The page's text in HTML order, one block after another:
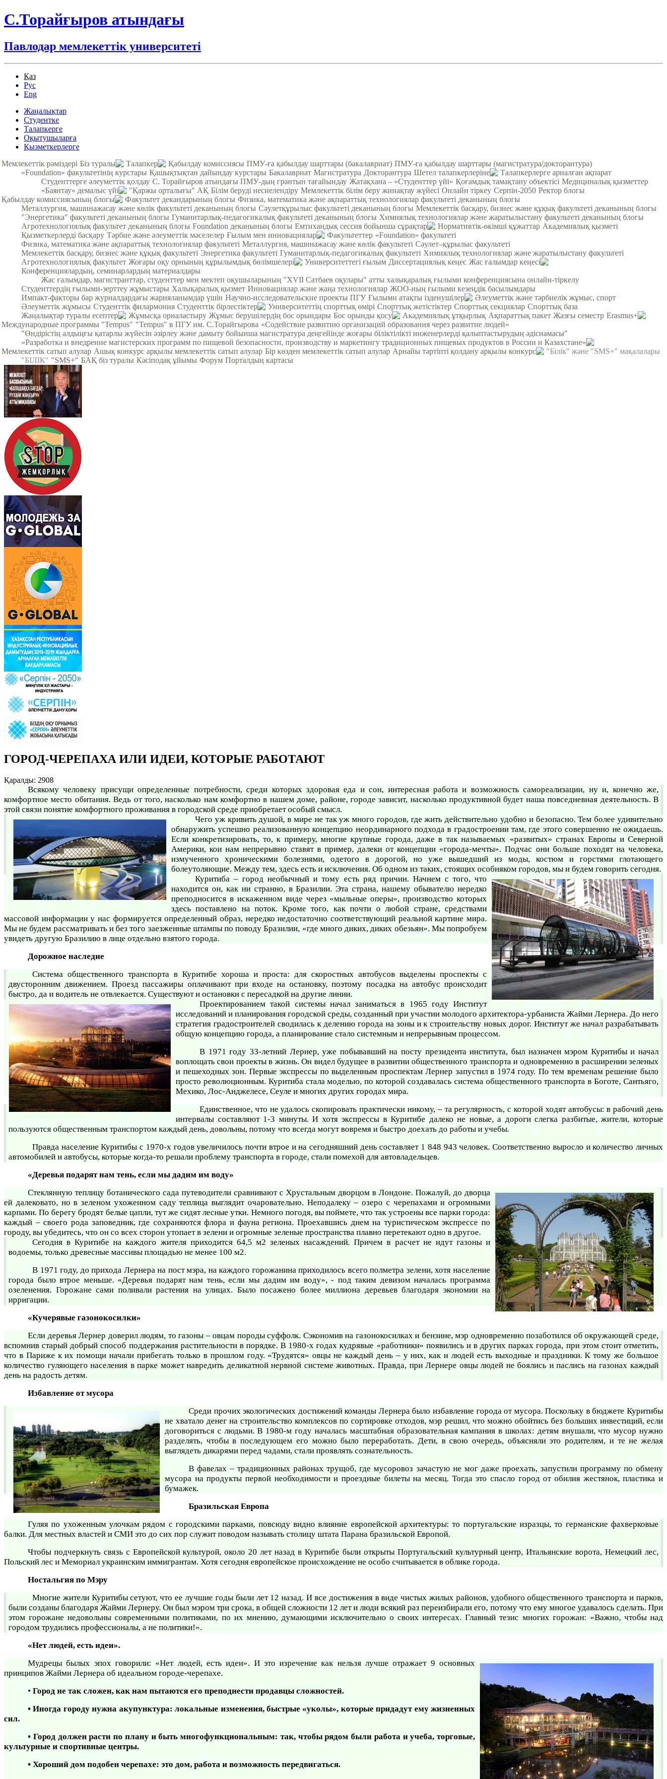
С.Торайғыров атындағы
Павлодар мемлекеттік университеті
Қаз
Рус
Eng
Жаңалықтар
Студентке
Талапкерге
Оқытушыларға
Қызметкерлерге
Мемлекеттік рәміздері Біз туралы Талапкер Қабылдау комиссиясы ПМУ-ға қабылдау шарттары (бакалавриат) ПМУ-ға қабылдау шарттары (магистратура/докторантура)
«Foundation» факультетінің курстары Қашықтықтан дайындау курстары Бакалавриат Магистратура Докторантура Шетел талапкерлеріне
Талапкерлерге арналған ақпарат
Студенттерге әлеуметтік қолдау С. Торайғыров атындағы ПМУ-дың грантын тағайындау Жатақхана – «Студенттер үйі» Қоғамдық тамақтану объектісі Медициналық қызметтер
«Баянтау» демалыс үйі
"Қаржы орталығы" АҚ Білім беруді несиелендіру Мемлекеттік білім беру жинақтау жүйесі Онлайн тіркеу Серпін-2050 Ректор блогы
Қабылдау комиссиясының блогы
Факультет декандарының блогы Физика, математика және ақпараттық технологиялар факультеті деканының блогы
Металлургия, машинажасау және көлік факультеті деканының блогы Cәулетқұрылыс факультеті деканының блогы Мемлекеттік басқару, бизнес және құқық факультеті деканының блогы
"Энергетика" факультеті деканының блогы Гуманитарлық-педагогикалық факультеті деканының блогы Химиялық технологиялар және жаратылыстану факультеті деканының блогы
Агротехнологиялық факультет деканының блогы Foundation деканының блогы Емтихандық сессия бойынша сұрақтар Нормативтік-өкімші құжаттар Академиялық қызметі
Қызметкерлерді басқару Тәрбие және әлеуметтік мәселелер Ғылым мен инновациялар Факультеттер «Foundation» факультеті
Физика, математика және ақпараттық технологиялар факультеті Металлургия, машинажасау және көлік факультеті Cәулет–құрылыс факультеті
Мемлекеттік басқару, бизнес және құқық факультеті Энергетика факультеті Гуманитарлық-педагогикалық факультеті Химиялық технологиялар және жаратылыстану факультеті
Агротехнологиялық факультет Жоғары оқу орнының құрылымдық бөлімшелері Университеттегі ғылым Диссертациялық кеңес Жас ғалымдар кеңесі
Конференциялардың, семинарлардың материалдары
Жас ғалымдар, магистранттар, студенттер мен мектеп оқушыларының "XVII Сатбаев оқулары" атты халықаралық ғылыми конференциясына онлайн-тіркелу
Студенттердің ғылыми-зерттеу жұмыстары Халықаралық қызмет Инновациялар және жаңа технологиялар ЖОО-ның ғылыми кезеңдік басылымдары
Импакт-факторы бар журналдардағы жарияланымдар үшін Научно-исследовательские проекты ПГУ Ғылыми атақты ізденушілер
Әлеуметтік және тәрбиелік жұмыс, спорт
Әлеуметтік жұмысы Студенттік филармония Студенттік бірлестіктер Университеттің спорттық өмірі Спорттық жетістіктер Спорттық секциялар Спорттық база
Жаңалықтар туралы есептер
Жұмысқа орналастыру Жұмыс берушілердің бос орындары Бос орынды қосу Академиялық ұтқырлық Ақпараттық пакет Жазғы семестр Erasmus+
Международные программы "Tempus" "Tempus" в ПГУ им. С.Торайгырова «Содействие развитию организаций образования через развитие людей»
"Өндірістің алдыңғы қатарлы жүйесін әзірлеу және дамыту бойынша магистратура деңгейінде жоғары біліктілікті инженерлерді қалыптастырудың әдіснамасы"
«Разработка и внедрение магистерских программ по пищевой безопасности, производству и маркетингу традиционных пищевых продуктов в России и Казахстане»
Мемлекеттік сатып алулар Ашық конкурс арқылы мемлекеттік сатып алулар Бір көзден мемлекеттік сатып алулар Арнайы тәртіпті қолдану арқылы конкурс
"Білік" және "SMS+" мақалалары
"БІЛІК" "SMS+" БАҚ біз туралы Кәсіподақ ұйымы Форум Порталдың картасы
ГОРОД-ЧЕРЕПАХА ИЛИ ИДЕИ, КОТОРЫЕ РАБОТАЮТ
Қаралды: 2908
Всякому человеку присущи определенные потребности, среди которых здоровая еда и сон, интересная работа и возможность самореализации, ну и, конечно же,
комфортное место обитания. Ведь от того, насколько нам комфортно в нашем доме, районе, городе зависит, насколько продуктивной будет наша повседневная деятельность. В
этой связи понятие комфортного проживания в городской среде приобретает особый смысл.
Чего уж кривить душой, в мире не так уж много городов, где жить действительно удобно и безопасно. Тем более удивительно
обнаружить успешно реализованную концепцию неординарного подхода в градостроении там, где этого совершенно не ожидаешь.
Если конкретизировать, то, к примеру, многие крупные города, даже в так называемых «развитых» странах Европы и Северной
Америки, кои нам непрерывно ставят в пример, далеки от концепции «города-мечты». Подчас они больше походят на человека,
измученного хроническими болезнями, одетого в дорогой, но уже вышедший из моды, костюм и горстями глотающего
болеутоляющие. Между тем, здесь есть и исключения. Об одном из таких, стоящих особняком городов, мы и будем говорить сегодня.
Куритиба – город необычный и тому есть ряд причин. Начнем с того, что
находится он, как ни странно, в Бразилии. Эта страна, нашему обывателю нередко
преподносится в искаженном виде через «мыльные оперы», производство которых
здесь поставлено на поток. Кроме того, как почти о любой стране, средствами
массовой информации у нас формируется определенный образ, нередко недостаточно соответствующий реальной картине мира.
Мы не будем рассматривать и без того заезженные штампы по поводу Бразилии, «где много диких, диких обезьян». Мы попробуем
увидеть другую Бразилию в лице отдельно взятого города.
Дорожное наследие
Система общественного транспорта в Куритибе хороша и проста: для скоростных автобусов выделены проспекты с
двусторонним движением. Проезд пассажиры оплачивают при входе на остановку, поэтому посадка на автобус происходит
быстро, да и водитель не отвлекается. Существуют и остановки с пересадкой на другие линии.
Проектированием такой системы начал заниматься в 1965 году Институт
исследований и планирования городской среды, созданный при участии молодого архитектора-урбаниста Жайми Лернера. До него
стратегия градостроителей сводилась к делению города на зоны и к строительству новых дорог. Институт же начал разрабатывать
общую концепцию города, а планирование стало системным и непрерывным процессом.
В 1971 году 33-летний Лернер, уже побывавший на посту президента института, был назначен мэром Куритибы и начал
воплощать свои проекты в жизнь. Он видел будущее в развитии общественного транспорта и одновременно в расширении зеленых
и пешеходных зон. Первые экспрессы по выделенным проспектам Лернер запустил в 1974 году. По тем временам решение было
просто революционным. Куритиба стала моделью, по которой создавалась система общественного транспорта в Боготе, Сантьяго,
Мехико, Лос-Анджелесе, Сеуле и многих других городах мира.
Единственное, что не удалось скопировать практически никому, – та регулярность, с которой ходят автобусы: в рабочий день
интервалы составляют 1-3 минуты. И хотя экспрессы в Куритибе далеко не новые, а дороги слегка разбитые, жители, которые
пользуются общественным транспортом каждый день, довольны, потому что всегда могут вовремя и быстро доехать до работы и учебы.
Правда население Куритибы с 1970-х годов увеличилось почти втрое и на сегодняшний день составляет 1 848 943 человек. Соответственно выросло и количество личных
автомобилей и автобусы, которые когда-то решали проблему транспорта в городе, стали помехой для автовладельцев.
«Деревья подарят нам тень, если мы дадим им воду»
Стеклянную теплицу ботанического сада путеводители сравнивают с Хрустальным дворцом в Лондоне. Пожалуй, до дворца
ей далековато, но в зеленом ухоженном саду теплица выглядит очаровательно. Неподалеку – озеро с черепахами и огромными
карпами. По берегу бродят белые цапли, тут же сидят лесные утки. Немного погодя, вы поймете, что так устроены все парки города:
каждый – своего рода заповедник, где сохраняются флора и фауна региона. Проехавшись днем на туристическом экспрессе по
городу, вы убедитесь, что он со всех сторон утопает в зелени и огромные зеленые пространства плавно перетекают одно в другое.
Сегодня в Куритибе на каждого жителя приходится 64,5 м2 зеленых насаждений. Причем в расчет не идут газоны и
водоемы, только древесные массивы площадью не менее 100 м2.
В 1971 году, до прихода Лернера на пост мэра, на каждого горожанина приходилось всего полметра зелени, хотя население
города было втрое меньше. «Деревья подарят нам тень, если мы дадим им воду», - под таким девизом началась программа
озеленения. Горожане сами поливали растения на улицах. Было посажено более миллиона деревьев благодаря экономии на
ирригации.
«Кучерявые газонокосилки»
Если деревья Лернер доверил людям, то газоны – овцам породы суффолк. Сэкономив на газонокосилках и бензине, мэр одновременно позаботился об окружающей среде,
вспомнив старый добрый способ поддержания растительности в порядке. В 1980-х годах кудрявые «работники» появились и в других парках города, при этом стоит отметить,
что в Париже к их помощи начали прибегать только в прошлом году. «Трудятся» овцы не каждый день – у них, как и людей есть выходные и праздники. К тому же большое
количество гуляющего населения в парке может навредить деликатной нервной системе животных. Правда, при Лернере овцы людей не боялись и паслись на газонах каждый
день на радость детям.
Избавление от мусора
Среди прочих экологических достижений команды Лернера было избавление города от мусора. Поскольку в бюджете Куритибы
не хватало денег на строительство комплексов по сортировке отходов, мэр решил, что можно обойтись без больших инвестиций, если
договориться с людьми. В 1980-м году началась масштабная образовательная кампания в школах: детям внушали, что мусор нужно
разделять, чтобы в последующем его можно было переработать. Дети, в свою очередь, объясняли это родителям, и те не желая
выглядеть дикарями перед чадами, стали проявлять сознательность.
В фавелах – традиционных районах трущоб, где мусоровоз зачастую не мог даже проехать, запустили программу по обмену
мусора на продукты первой необходимости и проездные билеты на месяц. Тогда это спасло город от обилия жестянок, пластика и
бумажек.
Бразильская Европа
Гуляя по ухоженным улочкам рядом с городскими парками, повсюду видно влияние европейской архитектуры: то португальские изразцы, то германские фахверковые
балки. Для местных властей и СМИ это до сих пор служит поводом называть столицу штата Парана бразильской Европой.
Чтобы подчеркнуть связь с Европейской культурой, около 20 лет назад в Куритибе были открыты Португальский культурный центр, Итальянские ворота, Немецкий лес,
Польский лес и Мемориал украинским иммигрантам. Хотя сегодня европейское происхождение не особо считывается в облике города.
Ностальгия по Мэру
Многие жители Куритибы сетуют, что ее лучшие годы были лет 12 назад. И все достижения в виде чистых жилых районов, удобного общественного транспорта и парков,
были созданы благодаря Жайми Лернеру. Он был мэром три срока, в общей сложности 12 лет и люди всякий раз переизбирали его, потому что ему многое удавалось сделать. При
этом горожане недовольны современными политиками, по их мнению, думающими исключительно о своих интересах. Главный тезис многих горожан: «Важно, чтобы над
городом трудились профессионалы, а не политики!».
«Нет людей, есть идеи».
Мудрецы былых эпох говорили: «Нет людей, есть идеи». И это изречение как нельзя лучше отражает 9 основных
принципов Жайми Лернера об идеальном городе-черепахе.
• Город не так сложен, как нам пытаются его преподнести продавцы сложностей.
• Иногда городу нужна акупунктура: локальные изменения, быстрые «уколы», которые придадут ему жизненных
сил.
• Город должен расти по плану и быть многофункциональным: так, чтобы рядом были работа и учеба, торговые,
культурные и спортивные центры.
• Хороший дом подобен черепахе: это дом, работа и возможность передвигаться.